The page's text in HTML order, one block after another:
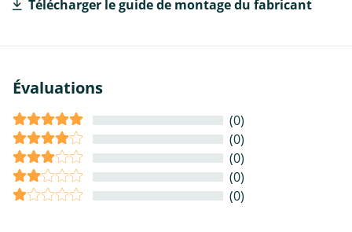
Télécharger le guide de montage du fabricant
Évaluations
(0)
(0)
(0)
(0)
(0)